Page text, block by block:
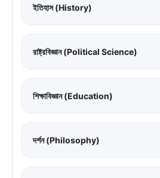
ইতিহাস (History)
রাষ্ট্রবিজ্ঞান (Political Science)
শিক্ষাবিজ্ঞান (Education)
দর্শন (Philosophy)